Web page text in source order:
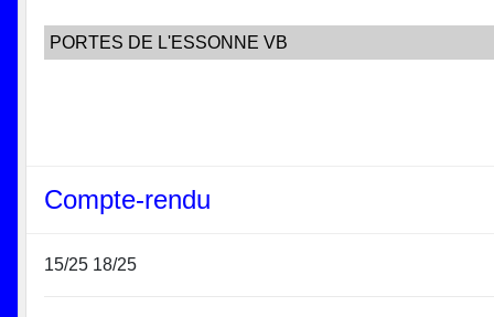
PORTES DE L'ESSONNE VB
Compte-rendu
15/25 18/25